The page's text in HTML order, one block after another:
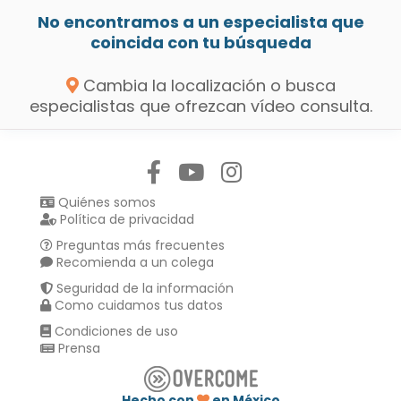
No encontramos a un especialista que
coincida con tu búsqueda
Cambia la localización o busca
especialistas que ofrezcan vídeo consulta.
Quiénes somos
Política de privacidad
Preguntas más frecuentes
Recomienda a un colega
Seguridad de la información
Como cuidamos tus datos
Condiciones de uso
Prensa